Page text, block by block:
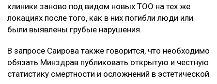
клиники заново под видом новых ТОО на тех же
локациях после того, как в них погибли люди или
были выявлены грубые нарушения.
В запросе Саирова также говорится, что необходимо
обязать Минздрав публиковать открытую и честную
статистику смертности и осложнений в эстетической